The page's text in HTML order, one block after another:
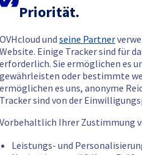
Priorität.
OVHcloud und seine Partner
Website. Einige Tracker sind für
erforderlich. Sie ermöglichen es
gewährleisten oder bestimmte
ermöglichen es uns, anonyme
Tracker sind von der
Vorbehaltlich Ihrer Zustimmung
Leistungs- und